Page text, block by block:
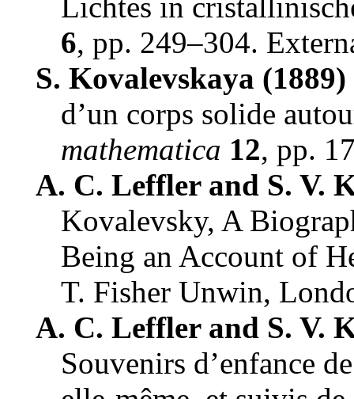
6, pp. 249–304.
S. Kovalevskaya (1889)
d’un corps solide
mathematica 12, pp.
A. C. Leffler and S. V.
Kovalevsky, A
Being an Account of
T. Fisher Unwin,
A. C. Leffler and S. V.
Souvenirs d’enfance